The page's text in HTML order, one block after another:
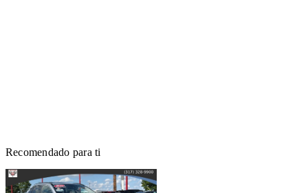
Recomendado para ti